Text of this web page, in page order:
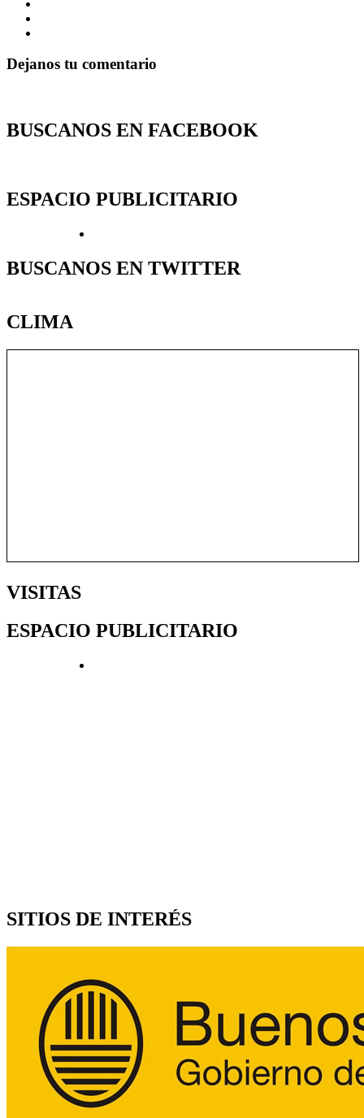
Dejanos tu comentario
BUSCANOS EN FACEBOOK
ESPACIO PUBLICITARIO
BUSCANOS EN TWITTER
CLIMA
VISITAS
ESPACIO PUBLICITARIO
SITIOS DE INTERÉS